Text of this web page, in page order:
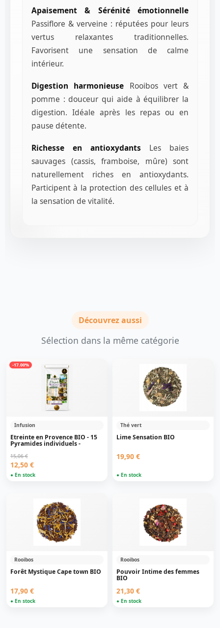
Apaisement & Sérénité émotionnelle
Passiflore & verveine : réputées pour leurs
vertus relaxantes traditionnelles.
Favorisent une sensation de calme
intérieur.
Digestion harmonieuse Rooibos vert &
pomme : douceur qui aide à équilibrer la
digestion. Idéale après les repas ou en
pause détente.
Richesse en antioxydants Les baies
sauvages (cassis, framboise, mûre) sont
naturellement riches en antioxydants.
Participent à la protection des cellules et à
la sensation de vitalité.
Découvrez aussi
Sélection dans la même catégorie
-17.00%
Infusion
Etreinte en Provence BIO - 15
Pyramides individuels -
15,06 €
12,50 €
● En stock
Thé vert
Lime Sensation BIO
19,90 €
● En stock
Rooibos
Forêt Mystique Cape town BIO
17,90 €
● En stock
Rooibos
Pouvoir Intime des femmes
BIO
21,30 €
● En stock